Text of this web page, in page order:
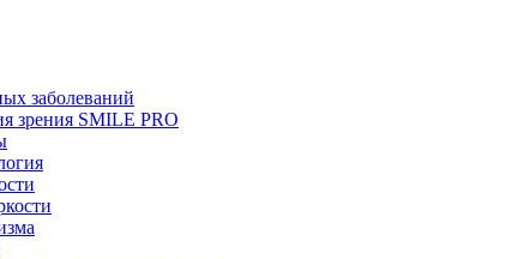
заболеваний
зрения SMILE PRO